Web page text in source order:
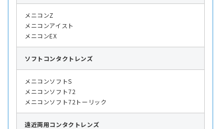
メニコンZ
メニコンアイスト
メニコンEX
ソフト コンタクトレンズ
メニコンソフトS
メニコンソフト72
メニコンソフト72トーリック
遠近両用コンタクトレンズ